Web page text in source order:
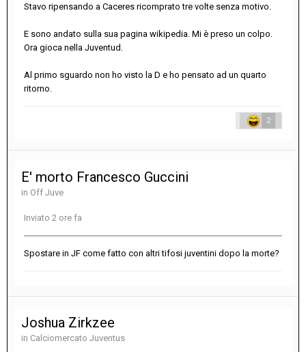
Stavo ripensando a Caceres ricomprato tre volte senza motivo.
E sono andato sulla sua pagina wikipedia. Mi è preso un colpo.
Ora gioca nella Juventud.
Al primo sguardo non ho visto la D e ho pensato ad un quarto
ritorno.
2
E' morto Francesco Guccini
in Off Juve
Inviato 2 ore fa
Spostare in JF come fatto con altri tifosi juventini dopo la morte?
Joshua Zirkzee
in Calciomercato Juventus